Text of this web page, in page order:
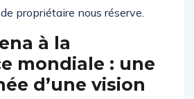
unique et explorons ce que
à la
mondiale : une